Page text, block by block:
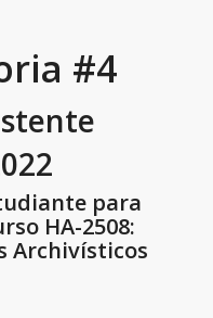
#4
para
HA-2508:
Archivísticos